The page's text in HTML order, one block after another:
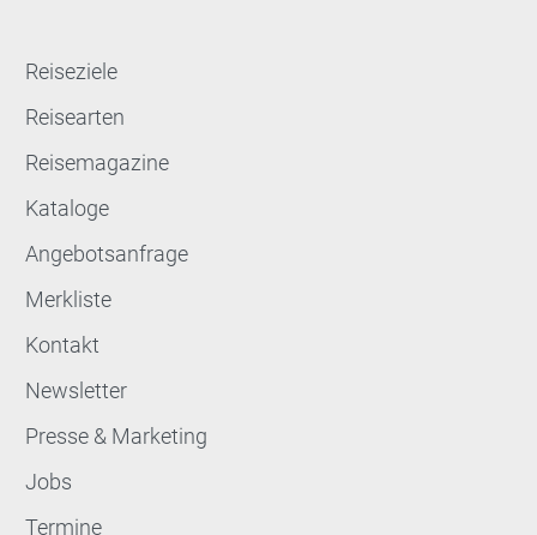
Reiseziele
Reisearten
Reisemagazine
Kataloge
Angebotsanfrage
Merkliste
Kontakt
Newsletter
Presse & Marketing
Jobs
Termine